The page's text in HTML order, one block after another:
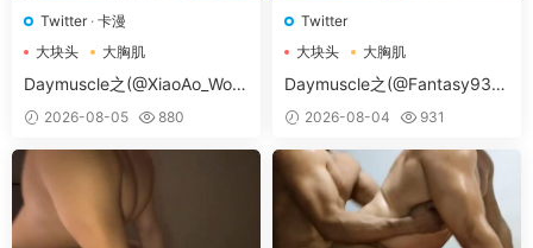
Twitter· 卡漫
大块头
大胸肌
大胸肌肉男
Daymuscle之(@XiaoAo_Worl
d-@XiaoAo.art）
2026-08-05 880
Twitter
大块头
大胸肌
大胸肌肉男
Daymuscle之(@Fantasy938
15579-@孔控Kong）
2026-08-04 931